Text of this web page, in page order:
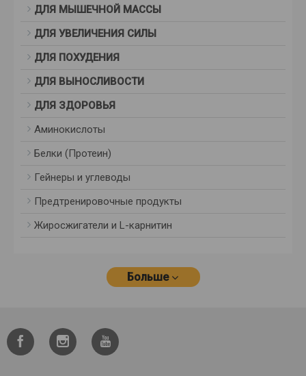
ДЛЯ МЫШЕЧНОЙ МАССЫ
ДЛЯ УВЕЛИЧЕНИЯ СИЛЫ
ДЛЯ ПОХУДЕНИЯ
ДЛЯ ВЫНОСЛИВОСТИ
ДЛЯ ЗДОРОВЬЯ
Аминокислоты
Белки (Протеин)
Гейнеры и углеводы
Предтренировочные продукты
Жиросжигатели и L-карнитин
Больше